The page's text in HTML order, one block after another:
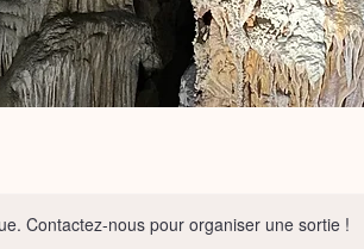
Contactez-nous pour organiser une sortie !